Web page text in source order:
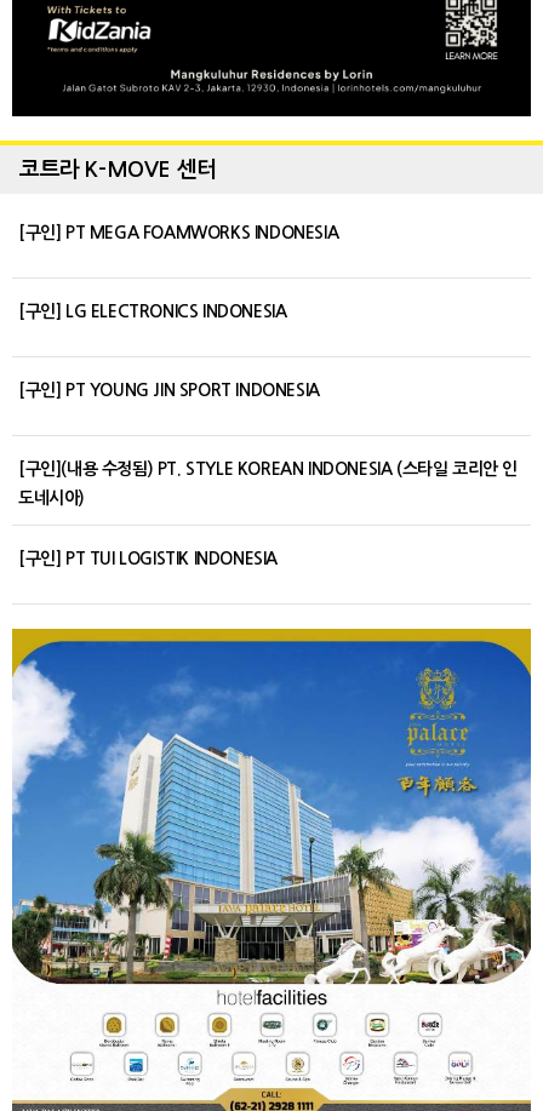
코트라 K-MOVE 센터
[구인] PT MEGA FOAMWORKS INDONESIA
[구인] LG ELECTRONICS INDONESIA
[구인] PT YOUNG JIN SPORT INDONESIA
[구인](내용 수정됨) PT. STYLE KOREAN INDONESIA (스타일 코리안 인
도네시아)
[구인] PT TUI LOGISTIK INDONESIA